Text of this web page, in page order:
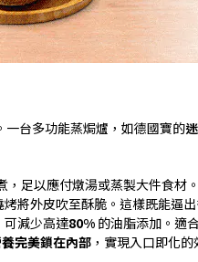
台多功能蒸焗爐，如德國寶的
，足以應付燉湯或蒸製大件食材。
將外皮吹至酥脆。這樣既能逼
可減少高達80% 的油脂添加。適
完美鎖在內部 ，實現入口即化